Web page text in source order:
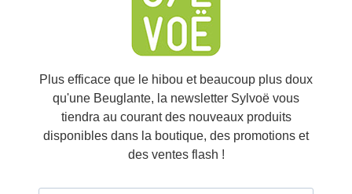
Plus efficace que le hibou et beaucoup plus doux
qu'une Beuglante, la newsletter Sylvoë vous
tiendra au courant des nouveaux produits
disponibles dans la boutique, des promotions et
des ventes flash !